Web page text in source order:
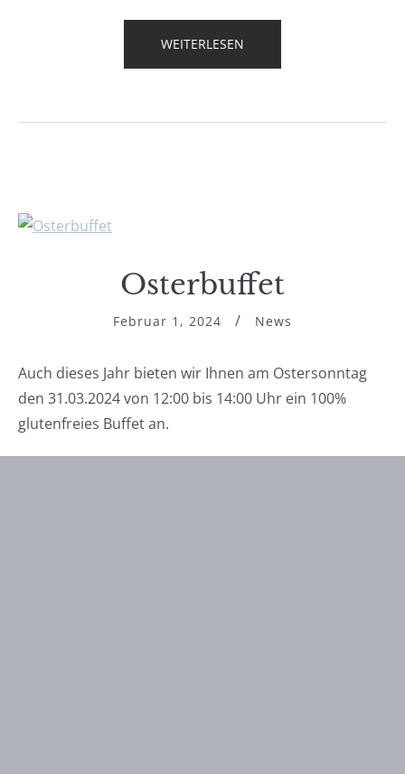
„SPARGELKARTE“
WEITERLESEN
Osterbuffet
Februar 1, 2024 News
Auch dieses Jahr bieten wir Ihnen am Ostersonntag
den 31.03.2024 von 12:00 bis 14:00 Uhr ein 100%
glutenfreies Buffet an.